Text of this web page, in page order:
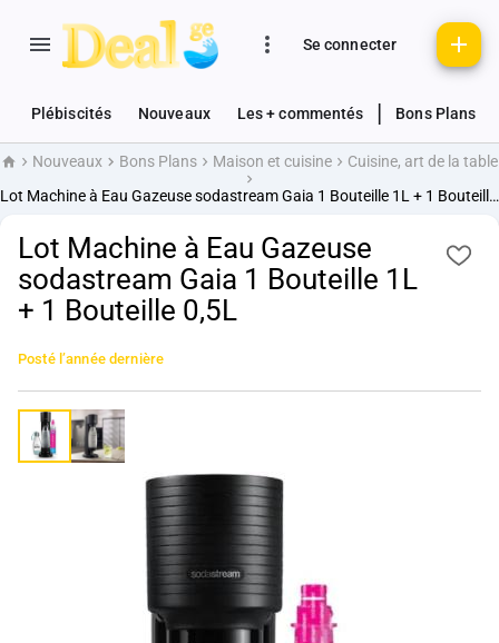
Se connecter
Plébiscités Nouveaux Les + commentés Bons Plans
AccueilNouveaux Bons Plans Maison et cuisine
Cuisine, art de la table
Lot Machine à Eau Gazeuse sodastream Gaia 1 Bouteille 1L + 1 Bouteille 0,5L
Lot Machine à Eau Gazeuse
sodastream Gaia 1 Bouteille 1L
+ 1 Bouteille 0,5L
Posté l’année dernière